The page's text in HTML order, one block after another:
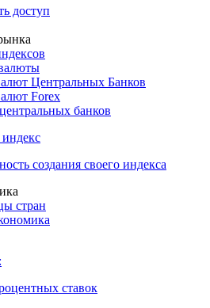
доступ
Центральных Банков
Forex
банков
индекс
создания своего индекса
стран
ставок